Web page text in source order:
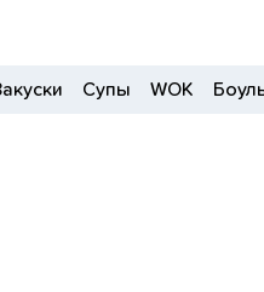
Супы WOK